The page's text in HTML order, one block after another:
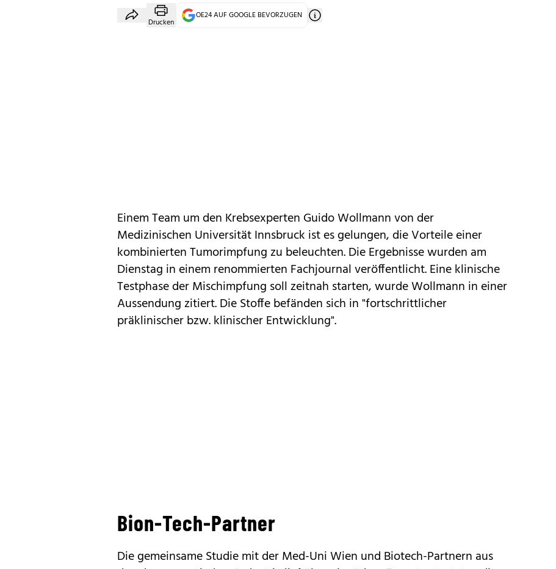
Drucken
OE24 AUF GOOGLE BEVORZUGEN
Einem Team um den Krebsexperten Guido Wollmann von der
Medizinischen Universität Innsbruck ist es gelungen, die Vorteile einer
kombinierten Tumorimpfung zu beleuchten. Die Ergebnisse wurden am
Dienstag in einem renommierten Fachjournal veröffentlicht. Eine klinische
Testphase der Mischimpfung soll zeitnah starten, wurde Wollmann in einer
Aussendung zitiert. Die Stoffe befänden sich in "fortschrittlicher
präklinischer bzw. klinischer Entwicklung".
Bion-Tech-Partner
Die gemeinsame Studie mit der Med-Uni Wien und Biotech-Partnern aus